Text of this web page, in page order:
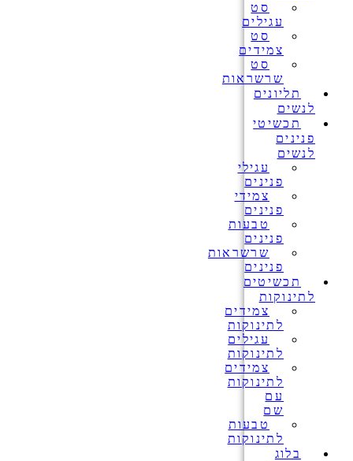
סט
עגילים
סט
צמידים
סט
שרשראות
תליונים
לנשים
תכשיטי
פנינים
לנשים
עגילי
פנינים
צמידי
פנינים
טבעות
פנינים
שרשראות
פנינים
תכשיטים
לתינוקות
צמידים
לתינוקות
עגילים
לתינוקות
צמידים
לתינוקות
עם
שם
טבעות
לתינוקות
בלוג